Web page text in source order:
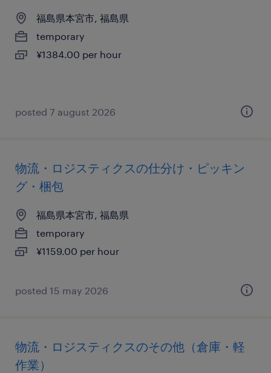
福島県本宮市, 福島県
temporary
¥1384.00 per hour
posted 7 august 2026
物流・ロジスティクスの仕分け・ピッキン
グ・梱包
福島県本宮市, 福島県
temporary
¥1159.00 per hour
posted 15 may 2026
物流・ロジスティクスのその他（倉庫・軽
作業）